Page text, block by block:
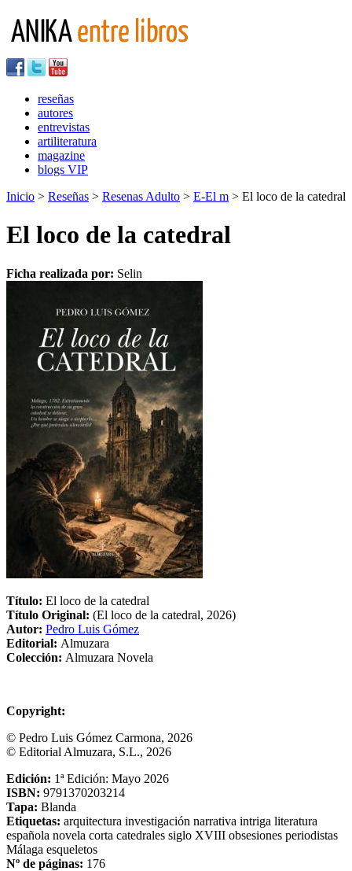
reseñas
autores
entrevistas
artiliteratura
magazine
blogs VIP
Inicio > Reseñas > Resenas Adulto > E-El m > El loco de la catedral
El loco de la catedral
Ficha realizada por: Selin
Título: El loco de la catedral
Título Original: (El loco de la catedral, 2026)
Autor: Pedro Luis Gómez
Editorial: Almuzara
Colección: Almuzara Novela
Copyright:
© Pedro Luis Gómez Carmona, 2026
© Editorial Almuzara, S.L., 2026
Edición: 1ª Edición: Mayo 2026
ISBN: 9791370203214
Tapa: Blanda
Etiquetas: arquitectura investigación narrativa intriga literatura
española novela corta catedrales siglo XVIII obsesiones periodistas
Málaga esqueletos
Nº de páginas: 176